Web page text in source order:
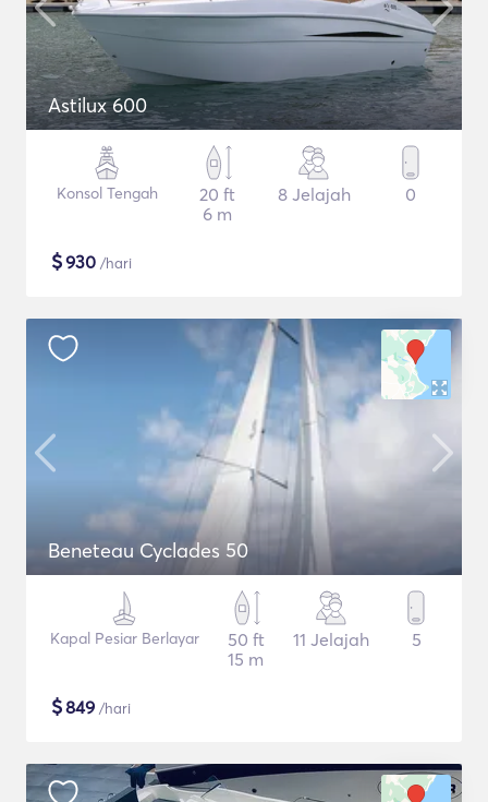
Astilux 600
Konsol Tengah
20 ft
6 m
8 Jelajah 0
$930 /hari
Beneteau Cyclades 50
Kapal Pesiar Berlayar
50 ft
15 m
11 Jelajah 5
$849 /hari